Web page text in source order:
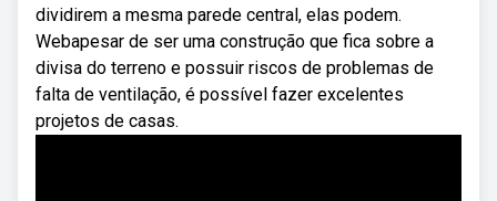
dividirem a mesma parede central, elas podem.
Webapesar de ser uma construção que fica sobre a
divisa do terreno e possuir riscos de problemas de
falta de ventilação, é possível fazer excelentes
projetos de casas.